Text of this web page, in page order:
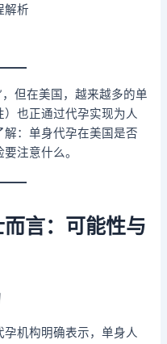
解析
但在美国，越来越多的单
也正通过代孕实现为人
：单身代孕在美国是否
注意什么。
言：可能性与
机构明确表示，单身人